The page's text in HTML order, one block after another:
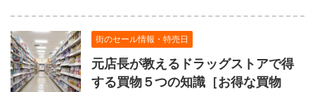
街のセール情報・特売日
元店長が教えるドラッグストアで得
する買物５つの知識［お得な買物